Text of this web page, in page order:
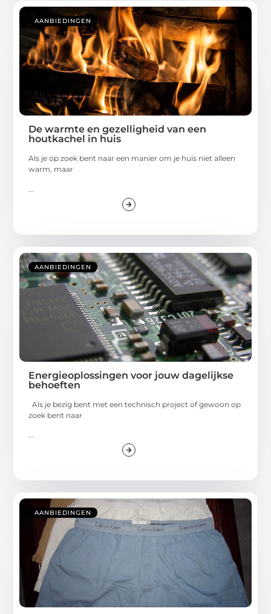
AANBIEDINGEN
De warmte en gezelligheid van een
houtkachel in huis
Als je op zoek bent naar een manier om je huis niet alleen
warm, maar
AANBIEDINGEN
Energieoplossingen voor jouw dagelijkse
behoeften
Als je bezig bent met een technisch project of gewoon op
zoek bent naar
AANBIEDINGEN